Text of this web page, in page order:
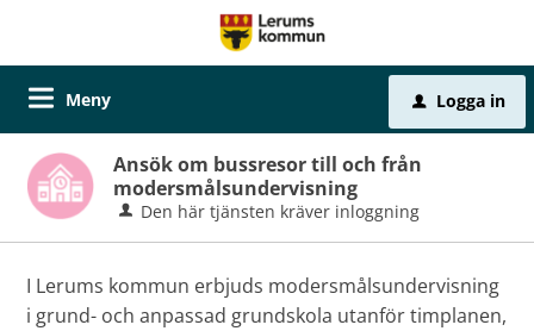
Meny u Logga in
Ansök om bussresor till och från
modersmålsundervisning
Den här tjänsten kräver inloggning
I Lerums kommun erbjuds modersmålsundervisning
i grund- och anpassad grundskola utanför timplanen,